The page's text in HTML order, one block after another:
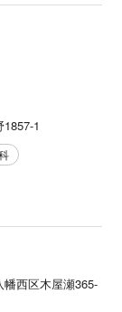
1
西区木屋瀬365-